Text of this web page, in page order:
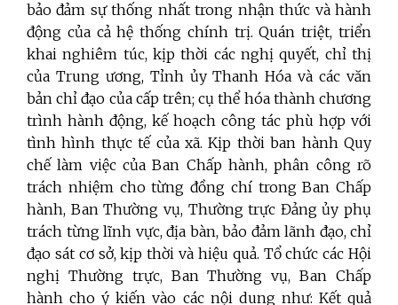
bảo đảm sự thống nhất trong nhận thức và hành
động của cả hệ thống chính trị. Quán triệt, triển
khai nghiêm túc, kịp thời các nghị quyết, chỉ thị
của Trung ương, Tỉnh ủy Thanh Hóa và các văn
bản chỉ đạo của cấp trên; cụ thể hóa thành chương
trình hành động, kế hoạch công tác phù hợp với
tình hình thực tế của xã. Kịp thời ban hành Quy
chế làm việc của Ban Chấp hành, phân công rõ
trách nhiệm cho từng đồng chí trong Ban Chấp
hành, Ban Thường vụ, Thường trực Đảng ủy phụ
trách từng lĩnh vực, địa bàn, bảo đảm lãnh đạo, chỉ
đạo sát cơ sở, kịp thời và hiệu quả. Tổ chức các Hội
nghị Thường trực, Ban Thường vụ, Ban Chấp
hành cho ý kiến vào các nội dung như: Kết quả